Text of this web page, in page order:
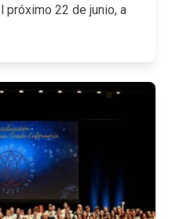
próximo 22 de junio, a